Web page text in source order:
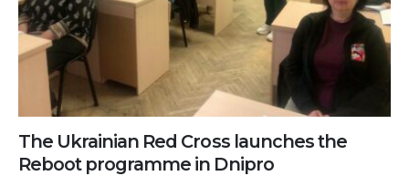
The Ukrainian Red Cross launches the
Reboot programme in Dnipro